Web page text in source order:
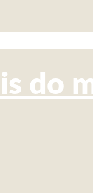
do